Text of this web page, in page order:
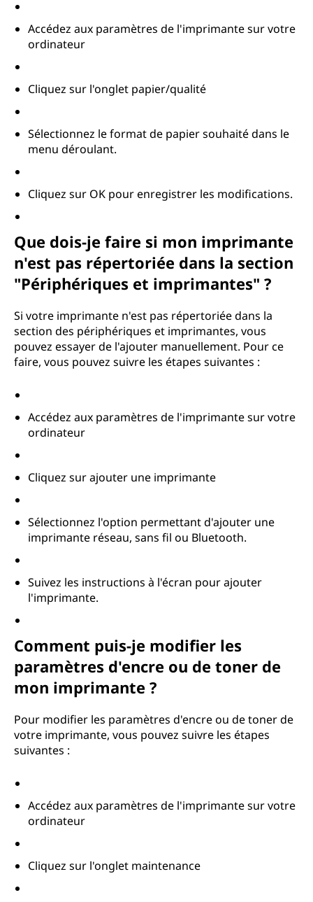
Accédez aux paramètres de l'imprimante sur votre
ordinateur
Cliquez sur l'onglet papier/qualité
Sélectionnez le format de papier souhaité dans le
menu déroulant.
Cliquez sur OK pour enregistrer les modifications.
Que dois-je faire si mon imprimante
n'est pas répertoriée dans la section
"Périphériques et imprimantes" ?
Si votre imprimante n'est pas répertoriée dans la
section des périphériques et imprimantes, vous
pouvez essayer de l'ajouter manuellement. Pour ce
faire, vous pouvez suivre les étapes suivantes :
Accédez aux paramètres de l'imprimante sur votre
ordinateur
Cliquez sur ajouter une imprimante
Sélectionnez l'option permettant d'ajouter une
imprimante réseau, sans fil ou Bluetooth.
Suivez les instructions à l'écran pour ajouter
l'imprimante.
Comment puis-je modifier les
paramètres d'encre ou de toner de
mon imprimante ?
Pour modifier les paramètres d'encre ou de toner de
votre imprimante, vous pouvez suivre les étapes
suivantes :
Accédez aux paramètres de l'imprimante sur votre
ordinateur
Cliquez sur l'onglet maintenance